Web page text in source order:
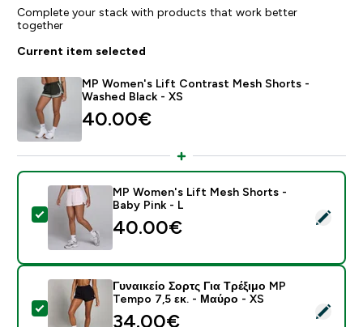
Complete your stack with products that work better
together
Current item selected
MP Women's Lift Contrast Mesh Shorts -
Washed Black - XS
40.00€‎
Select this product - MP Women's Lift Mesh Shorts -
MP Women's Lift Mesh Shorts -
Baby Pink - L
40.00€‎
Select this product - Γυναικείο Σορτς Για Τρέξιμο
Γυναικείο Σορτς Για Τρέξιμο MP
Tempo 7,5 εκ. - Μαύρο - XS
34.00€‎